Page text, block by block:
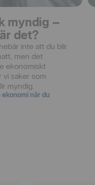
myndig –
det?
inte att du blir
men det
ekonomiskt
vi saker som
myndig.
när du